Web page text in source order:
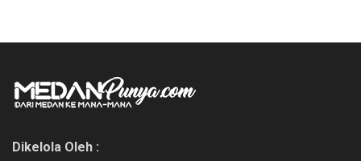
Dikelola Oleh :